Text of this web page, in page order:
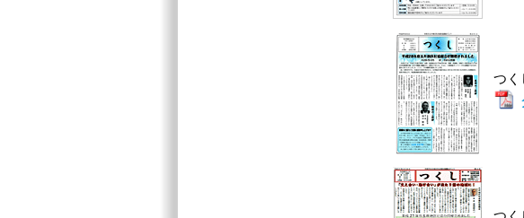
つ